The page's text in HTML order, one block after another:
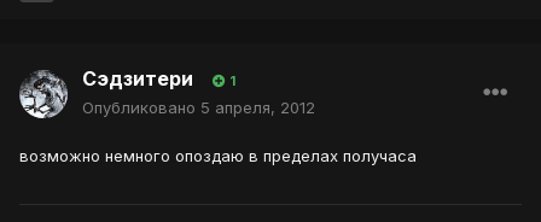
Сэдзитери 1
Опубликовано 5 апреля, 2012
возможно немного опоздаю в пределах получаса